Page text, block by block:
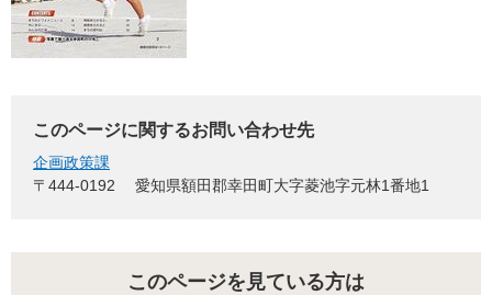
このページに関するお問い合わせ先
企画政策課
〒444-0192
愛知県額田郡幸田町大字菱池字元林1番地1
このページを見ている方は